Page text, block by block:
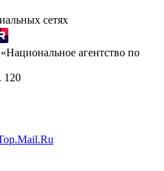
сетях
агентство по
120